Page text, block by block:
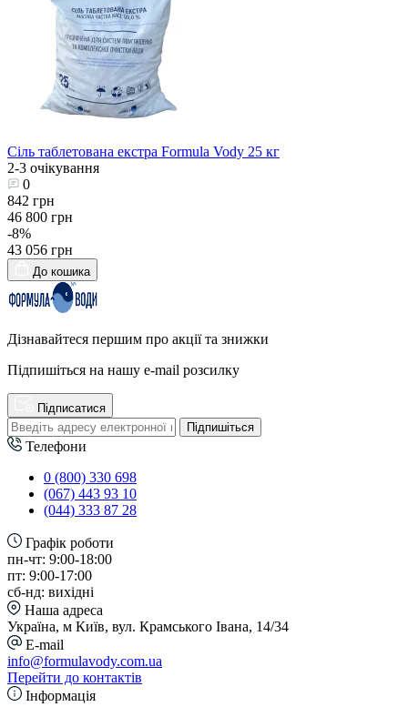
Сіль таблетована екстра Formula Vody 25 кг
2-3 очікування
0
842 грн
46 800 грн
-8%
43 056 грн
До кошика
Дізнавайтеся першим про акції та знижки
Підпишіться на нашу e-mail розсилку
Підписатися
Підпишіться
Телефони
0 (800) 330 698
(067) 443 93 10
(044) 333 87 28
Графік роботи
пн-чт: 9:00-18:00
пт: 9:00-17:00
сб-нд: вихідні
Наша адреса
Україна, м Київ, вул. Крамського Івана, 14/34
E-mail
info@formulavody.com.ua
Перейти до контактів
Інформація